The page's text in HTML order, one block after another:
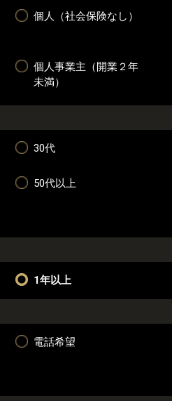
個人（社会保険なし）
個人事業主（開業２年
未満）
30代
50代以上
1年以上
電話希望